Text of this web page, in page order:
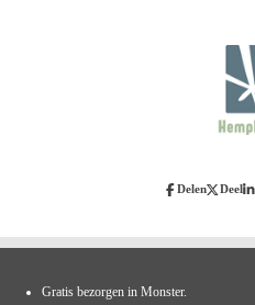
Delen Deel
Gratis bezorgen in Monster.